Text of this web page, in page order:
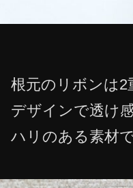
根元のリボンは2
デザインで透け
ハリのある素材で